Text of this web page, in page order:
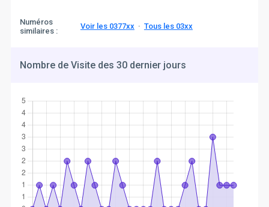
Numéros
similaires :
Voir les 0377xx· Tous les 03xx
Nombre de Visite des 30 dernier jours